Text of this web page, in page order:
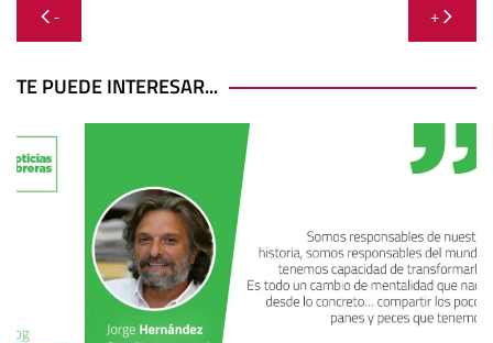
Navegación
de
entradas
- +
TE PUEDE INTERESAR...